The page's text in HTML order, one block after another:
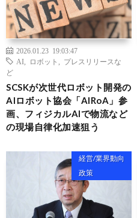
2026.01.23 19:03:47
AI
ロボット
プレスリリースな
ど
SCSKが次世代ロボット開発の
AIロボット協会「AIRoA」参
画、フィジカルAIで物流など
の現場自律化加速狙う
経営/業界動向
政策